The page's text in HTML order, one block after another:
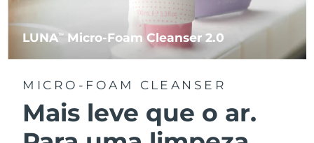
LUNATM Micro-Foam Cleanser 2.0
MICRO-FOAM CLEANSER
Mais leve que o ar.